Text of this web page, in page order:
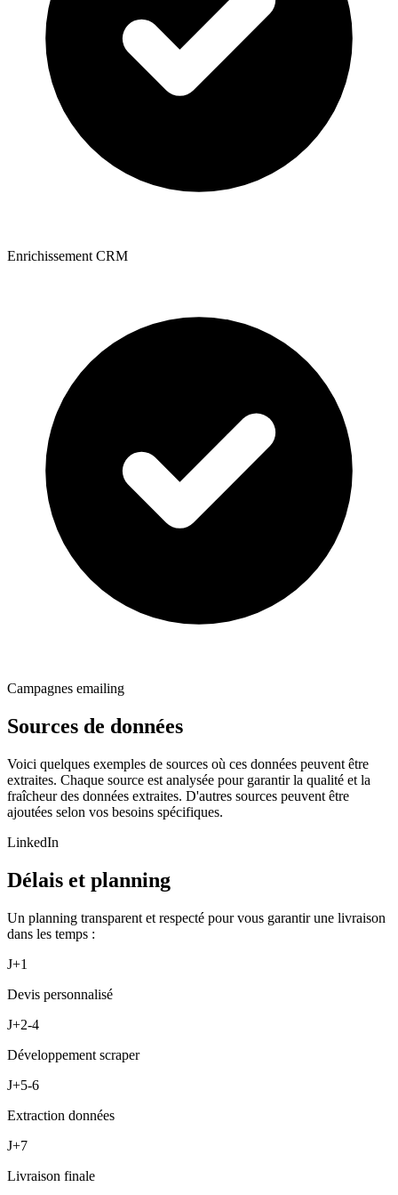
Enrichissement CRM
Campagnes emailing
Sources de données
Voici quelques exemples de sources où ces données peuvent être
extraites. Chaque source est analysée pour garantir la qualité et la
fraîcheur des données extraites. D'autres sources peuvent être
ajoutées selon vos besoins spécifiques.
LinkedIn
Délais et planning
Un planning transparent et respecté pour vous garantir une livraison
dans les temps :
J+1
Devis personnalisé
J+2-4
Développement scraper
J+5-6
Extraction données
J+7
Livraison finale